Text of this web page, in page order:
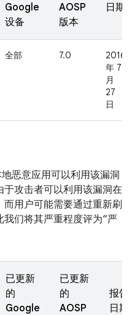
Google
设备
AOSP
版本
日期
全部 7.0
2016
年 7
月
27
日
恶意应用可以利用该漏洞
攻击者可以利用该漏洞在
用户可能需要通过重新刷
们将其严重程度评为“严
已更新
的
Google
已更新
的
AOSP
报告
日期